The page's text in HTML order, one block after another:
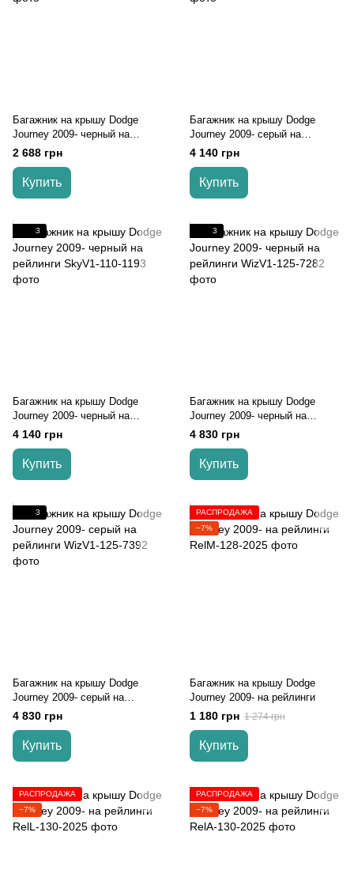
Багажник на крышу Dodge
Journey 2009- черный на
рейлинги
2 688 грн
Купить
Багажник на крышу Dodge
Journey 2009- серый на
рейлинги
4 140 грн
Купить
3
Багажник на крышу Dodge
Journey 2009- черный на
рейлинги
4 140 грн
Купить
3
Багажник на крышу Dodge
Journey 2009- черный на
рейлинги
4 830 грн
Купить
3
Багажник на крышу Dodge
Journey 2009- серый на
рейлинги
4 830 грн
Купить
РАСПРОДАЖА
−7%
Багажник на крышу Dodge
Journey 2009- на рейлинги
1 180 грн 1 274 грн
Купить
РАСПРОДАЖА
−7%
РАСПРОДАЖА
−7%